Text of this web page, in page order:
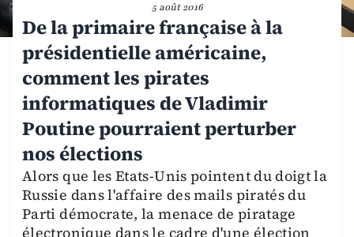
5 août 2016
De la primaire française à la
présidentielle américaine,
comment les pirates
informatiques de Vladimir
Poutine pourraient perturber
nos élections
Alors que les Etats-Unis pointent du doigt la
Russie dans l'affaire des mails piratés du
Parti démocrate, la menace de piratage
électronique dans le cadre d'une élection